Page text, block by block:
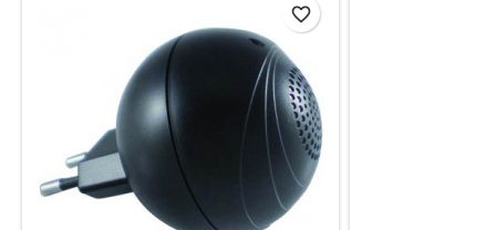
favorite_border